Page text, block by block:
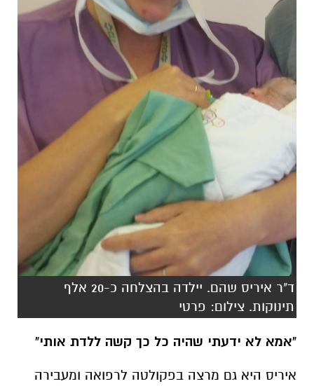
ד"ר איריס שהם. יילדה בהצלחה כ-20 אלף
תינוקות. צילום: פרטי
"אמא לא ידעתי שהיה כל כך קשה ללדת אותי"
איריס היא גם מרצה בפקולטה לרפואה ומעבירה
רוצים שסטודנטים יתחברו ויבינו איך זה להיות
השיא של הלימוד זה שבוע שבו הם מתלווים ללידה